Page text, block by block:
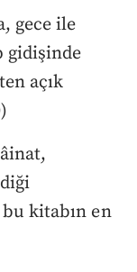
gece ile
gidişinde
açık
kitabın en